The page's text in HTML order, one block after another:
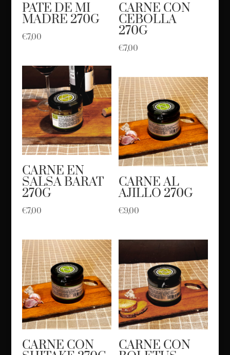
PATE DE MI
MADRE 270G
€7,00
CARNE CON
CEBOLLA
270G
€7,00
CARNE EN
SALSA BARAT
270G
€7,00
CARNE AL
AJILLO 270G
€9,00
CARNE CON CARNE CON